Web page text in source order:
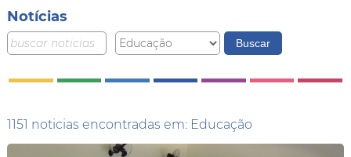
Notícias
1151 noticias encontradas em: Educação